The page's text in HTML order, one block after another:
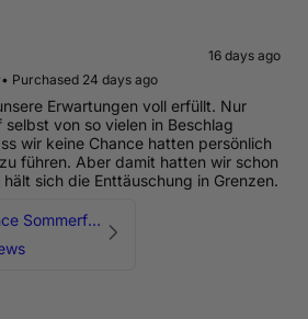
16 days ago
• Purchased 24 days ago
Erwartungen voll erfüllt. Nur
von so vielen in Beschlag
wir keine Chance hatten persönlich
führen. Aber damit hatten wir schon
sich die Enttäuschung in Grenzen.
HPerformance Sommerfest 2026